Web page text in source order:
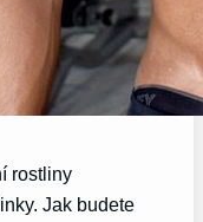
rostliny
Jak budete